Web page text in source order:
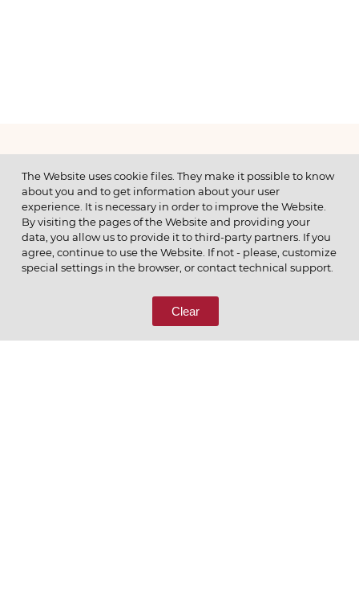
МЕНЮ
© 2026 ОАО
ПОЗВОНИТЕ НАМ
8 (800) 333-65-66
The Website uses cookie files. They make it possible to know
about you and to get information about your user
experience. It is necessary in order to improve the Website.
By visiting the pages of the Website and providing your
data, you allow us to provide it to third-party partners. If you
agree, continue to use the Website. If not - please, customize
special settings in the browser, or contact technical support.
Clear